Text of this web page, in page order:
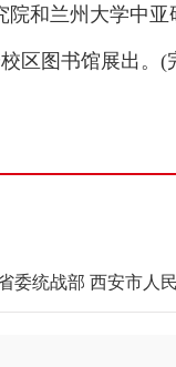
和兰州大学中亚
区图书馆展出。(
委统战部 西安市人